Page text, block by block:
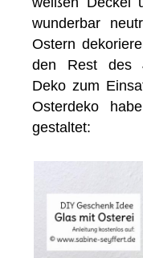
wunderbar
Ostern
den Rest des
Deko zum
Osterdeko
gestaltet: